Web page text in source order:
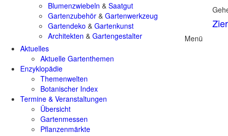
Blumenzwiebeln & Saatgut
Gartenzubehör & Gartenwerkzeug
Gartendeko & Gartenkunst
Architekten & Gartengestalter
Menü
Aktuelles
Aktuelle Gartenthemen
Enzyklopädie
Themenwelten
Botanischer Index
Termine & Veranstaltungen
Übersicht
Gartenmessen
Pflanzenmärkte